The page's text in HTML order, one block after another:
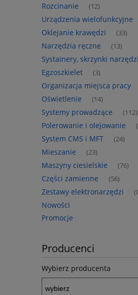
Rozcinanie (12)
Urządzenia wielofunkcyjne
Oklejanie krawędzi (33)
Narzędzia ręczne (13)
Systainery, skrzynki
Egzoszkielet (3)
Organizacja miejsca pracy
Oświetlenie (14)
Systemy prowadzące (112)
Polerowanie i olejowanie
System CMS i MFT (24)
Mieszanie (23)
Maszyny ciesielskie (76)
Części zamienne (56)
Zestawy elektronarzędzi
Nowości
Promocje
Producenci
Wybierz producenta